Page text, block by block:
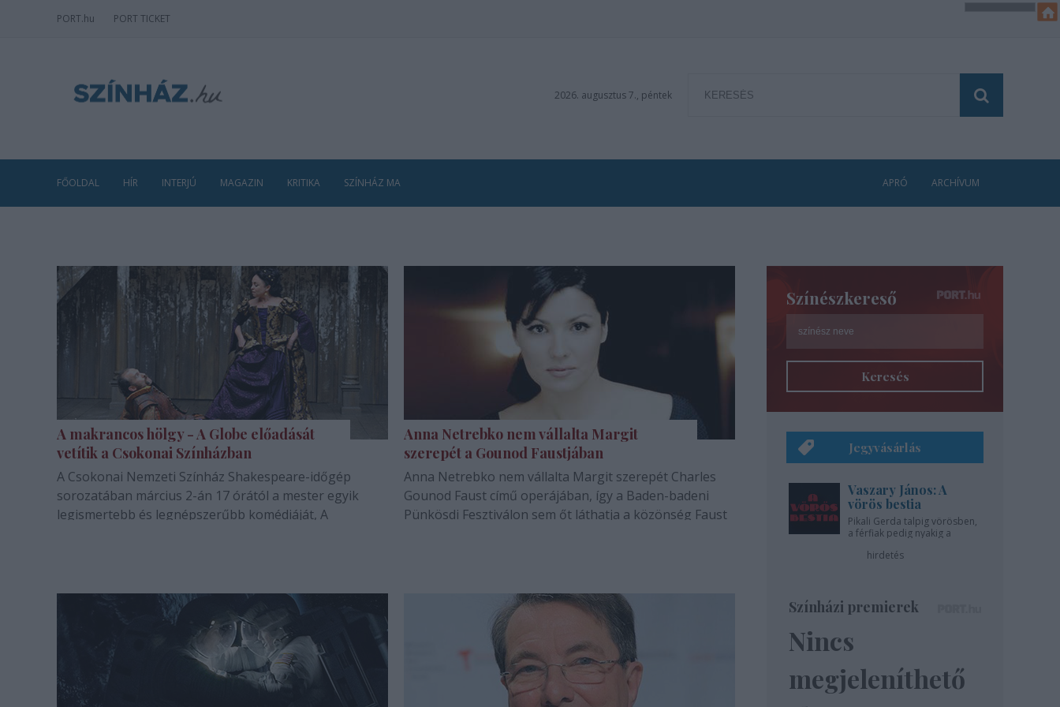
PORT.hu PORT TICKET
2026. augusztus 7., péntek
FŐOLDAL HÍR INTERJÚ MAGAZIN KRITIKA SZÍNHÁZ MA APRÓ ARCHÍVUM
A makrancos hölgy - A Globe előadását
vetítik a Csokonai Színházban
A Csokonai Nemzeti Színház Shakespeare-időgép
sorozatában március 2-án 17 órától a mester egyik
legismertebb és legnépszerűbb komédiáját, A
Anna Netrebko nem vállalta Margit
szerepét a Gounod Faustjában
Anna Netrebko nem vállalta Margit szerepét Charles
Gounod Faust című operájában, így a Baden-badeni
Pünkösdi Fesztiválon sem őt láthatja a közönség Faust
Színészkereső
Keresés
Jegyvásárlás
Vaszary János: A
vörös bestia
Pikali Gerda talpig vörösben,
a férfiak pedig nyakig a
hirdetés
Színházi premierek
Nincs
megjeleníthető